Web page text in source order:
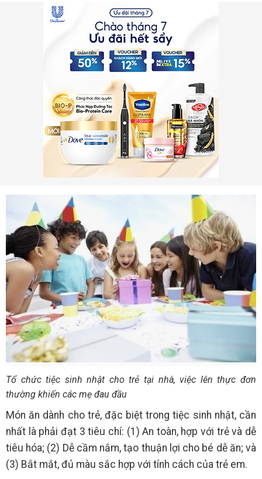
Tổ chức tiệc sinh nhật cho trẻ tại nhà, việc lên thực đơn
thường khiến các mẹ đau đầu
Món ăn dành cho trẻ, đặc biệt trong tiệc sinh nhật, cần
nhất là phải đạt 3 tiêu chí: (1) An toàn, hợp với trẻ và dễ
tiêu hóa; (2) Dễ cầm nắm, tạo thuận lợi cho bé dễ ăn; và
(3) Bắt mắt, đủ màu sắc hợp với tính cách của trẻ em.